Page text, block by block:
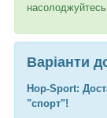
Варіанти
Hop-Sport:
"спорт"!